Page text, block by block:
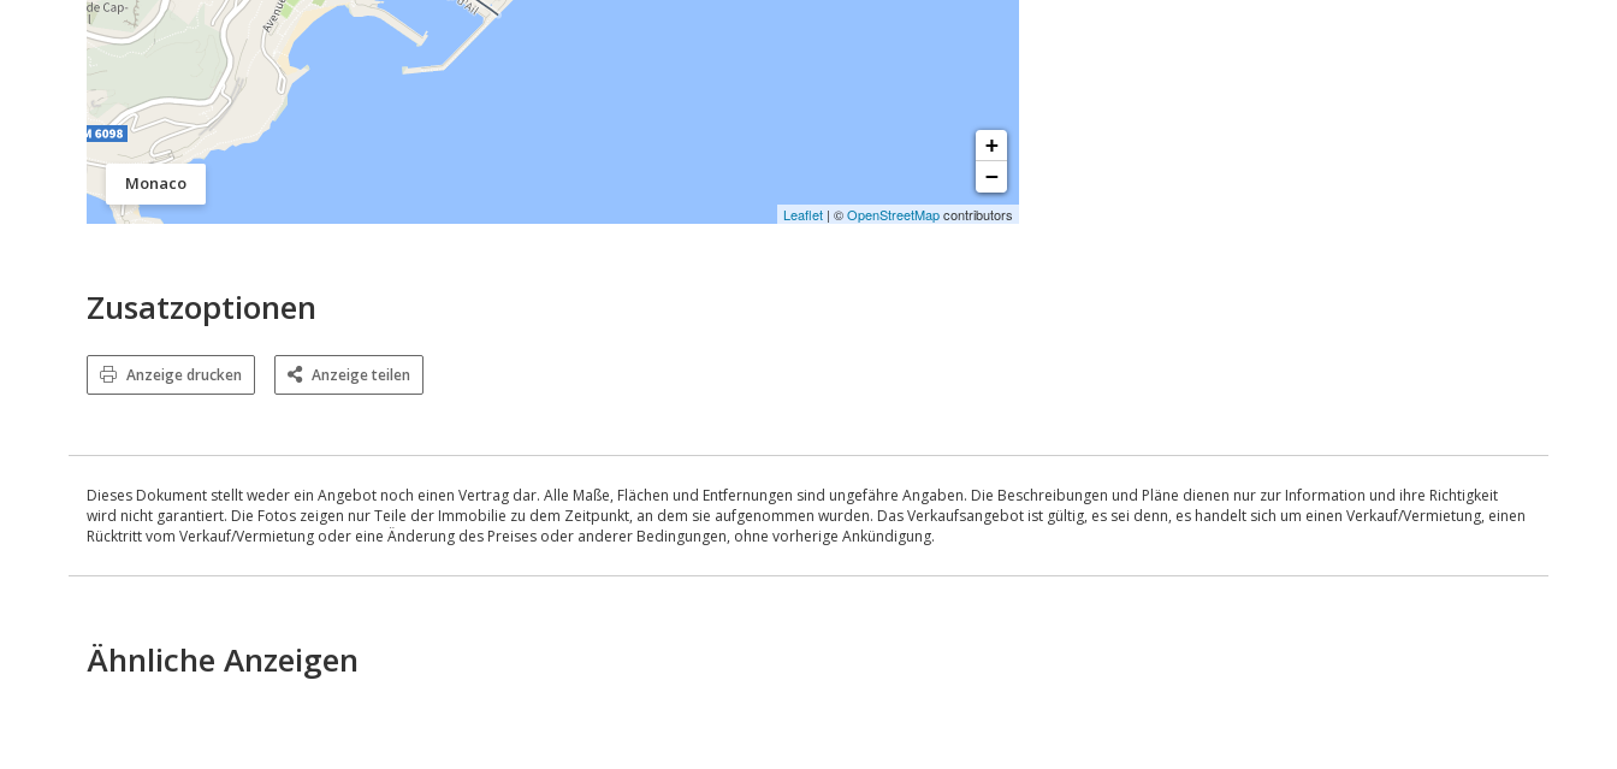
Monaco
+
−
Leaflet | ©OpenStreetMapcontributors
Zusatzoptionen
Anzeige drucken Anzeige teilen
Dieses Dokument stellt weder ein Angebot noch einen Vertrag dar. Alle Maße, Flächen und Entfernungen sind ungefähre Angaben. Die Beschreibungen und Pläne dienen nur zur Information und ihre Richtigkeit
wird nicht garantiert. Die Fotos zeigen nur Teile der Immobilie zu dem Zeitpunkt, an dem sie aufgenommen wurden. Das Verkaufsangebot ist gültig, es sei denn, es handelt sich um einen Verkauf/Vermietung, einen
Rücktritt vom Verkauf/Vermietung oder eine Änderung des Preises oder anderer Bedingungen, ohne vorherige Ankündigung.
Ähnliche Anzeigen